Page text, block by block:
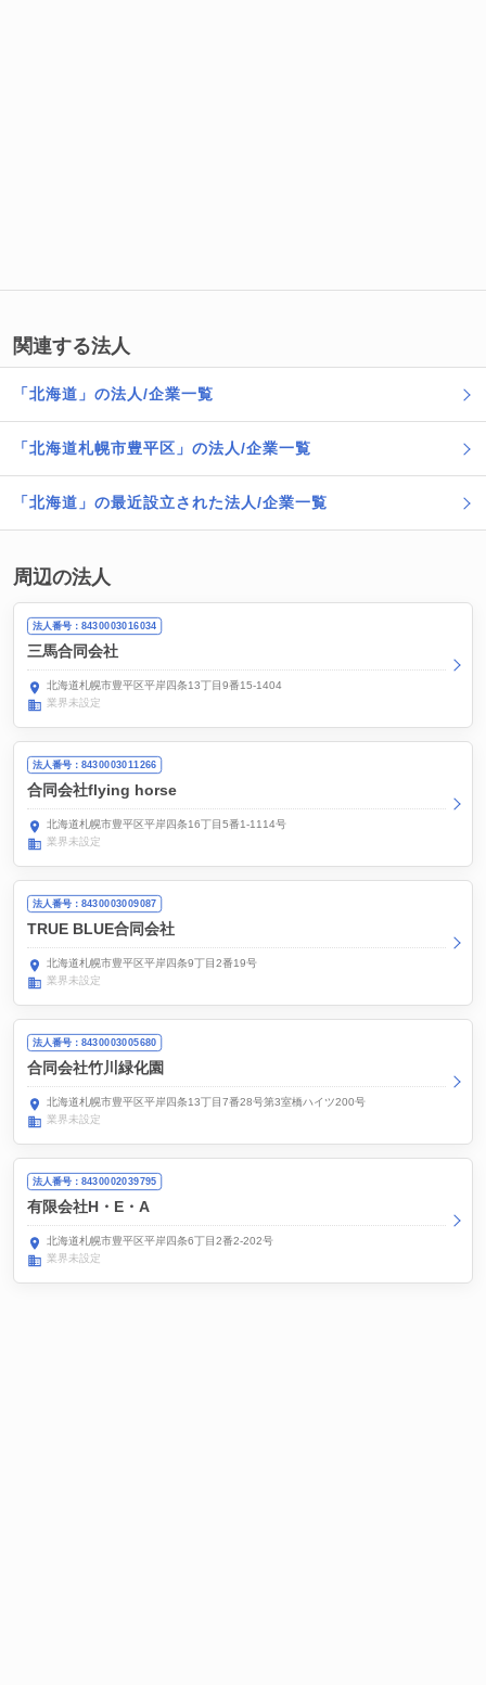
関連する法人
「北海道」の法人/企業一覧
「北海道札幌市豊平区」の法人/企業一覧
「北海道」の最近設立された法人/企業一覧
周辺の法人
法人番号：8430003016034
三馬合同会社
北海道札幌市豊平区平岸四条13丁目9番15-1404
業界未設定
法人番号：8430003011266
合同会社flying horse
北海道札幌市豊平区平岸四条16丁目5番1-1114号
業界未設定
法人番号：8430003009087
TRUE BLUE合同会社
北海道札幌市豊平区平岸四条9丁目2番19号
業界未設定
法人番号：8430003005680
合同会社竹川緑化園
北海道札幌市豊平区平岸四条13丁目7番28号第3室橋ハイツ200号
業界未設定
法人番号：8430002039795
有限会社H・E・A
北海道札幌市豊平区平岸四条6丁目2番2-202号
業界未設定